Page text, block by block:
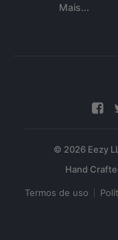
Mais...
© 2026 Eezy
Termos de uso